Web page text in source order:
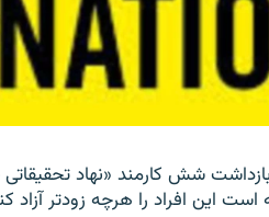
شش کارمند «نهاد
این افراد را هرچه زودتر آزاد